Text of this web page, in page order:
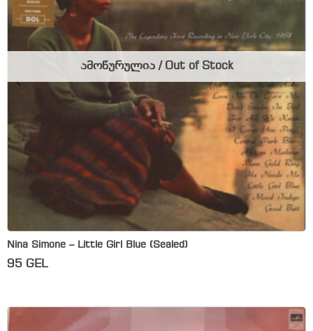
Nina Simone – Little Girl Blue (Sealed)
95 GEL
ამოწურულია / Out of Stock